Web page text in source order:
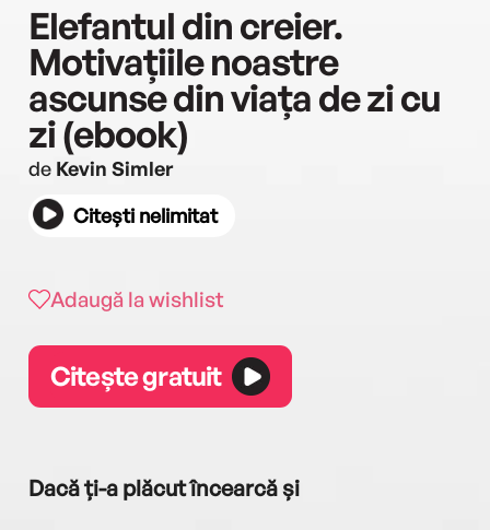
Elefantul din creier.
Motivațiile noastre
ascunse din viața de zi cu
zi (ebook)
de Kevin Simler
Citești nelimitat
Adaugă la wishlist
Citește gratuit
Dacă ți-a plăcut încearcă și